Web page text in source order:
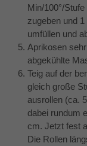
Min/100°/
zugeben und
umfüllen und
Aprikosen
abgekühlte
Teig auf der
gleich große
ausrollen (ca.
dabei rundum
cm. Jetzt fest
Die Rollen